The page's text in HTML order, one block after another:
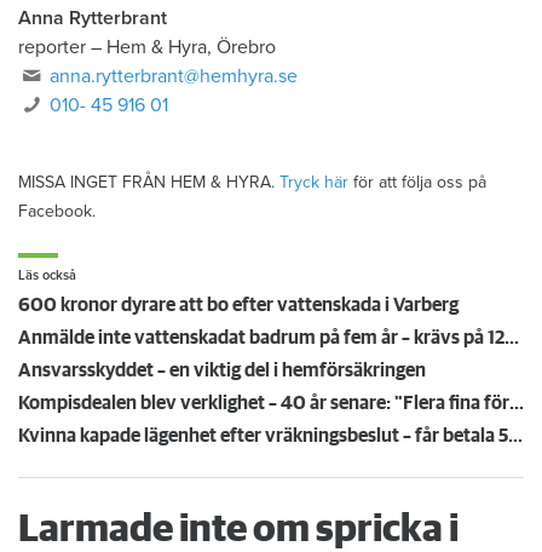
Anna Rytterbrant
reporter – Hem & Hyra, Örebro
anna.rytterbrant@hemhyra.se
010- 45 916 01
MISSA INGET FRÅN HEM & HYRA. Tryck här för att följa oss på
Facebook.
Läs också
600 kronor dyrare att bo efter vattenskada i Varberg
Anmälde inte vattenskadat badrum på fem år – krävs på 125 000 kronor
Ansvarsskyddet – en viktig del i hemförsäkringen
Kompisdealen blev verklighet – 40 år senare: "Flera fina fördelar med att dela bostad"
Kvinna kapade lägenhet efter vräkningsbeslut – får betala 50 000
Larmade inte om spricka i